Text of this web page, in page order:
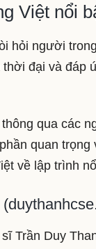
Việt nổi
hỏi người
đại và
qua các
quan
về lập trình
Trần Duy